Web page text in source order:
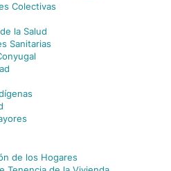
Colectivas
la Salud
Sanitarias
de los Hogares